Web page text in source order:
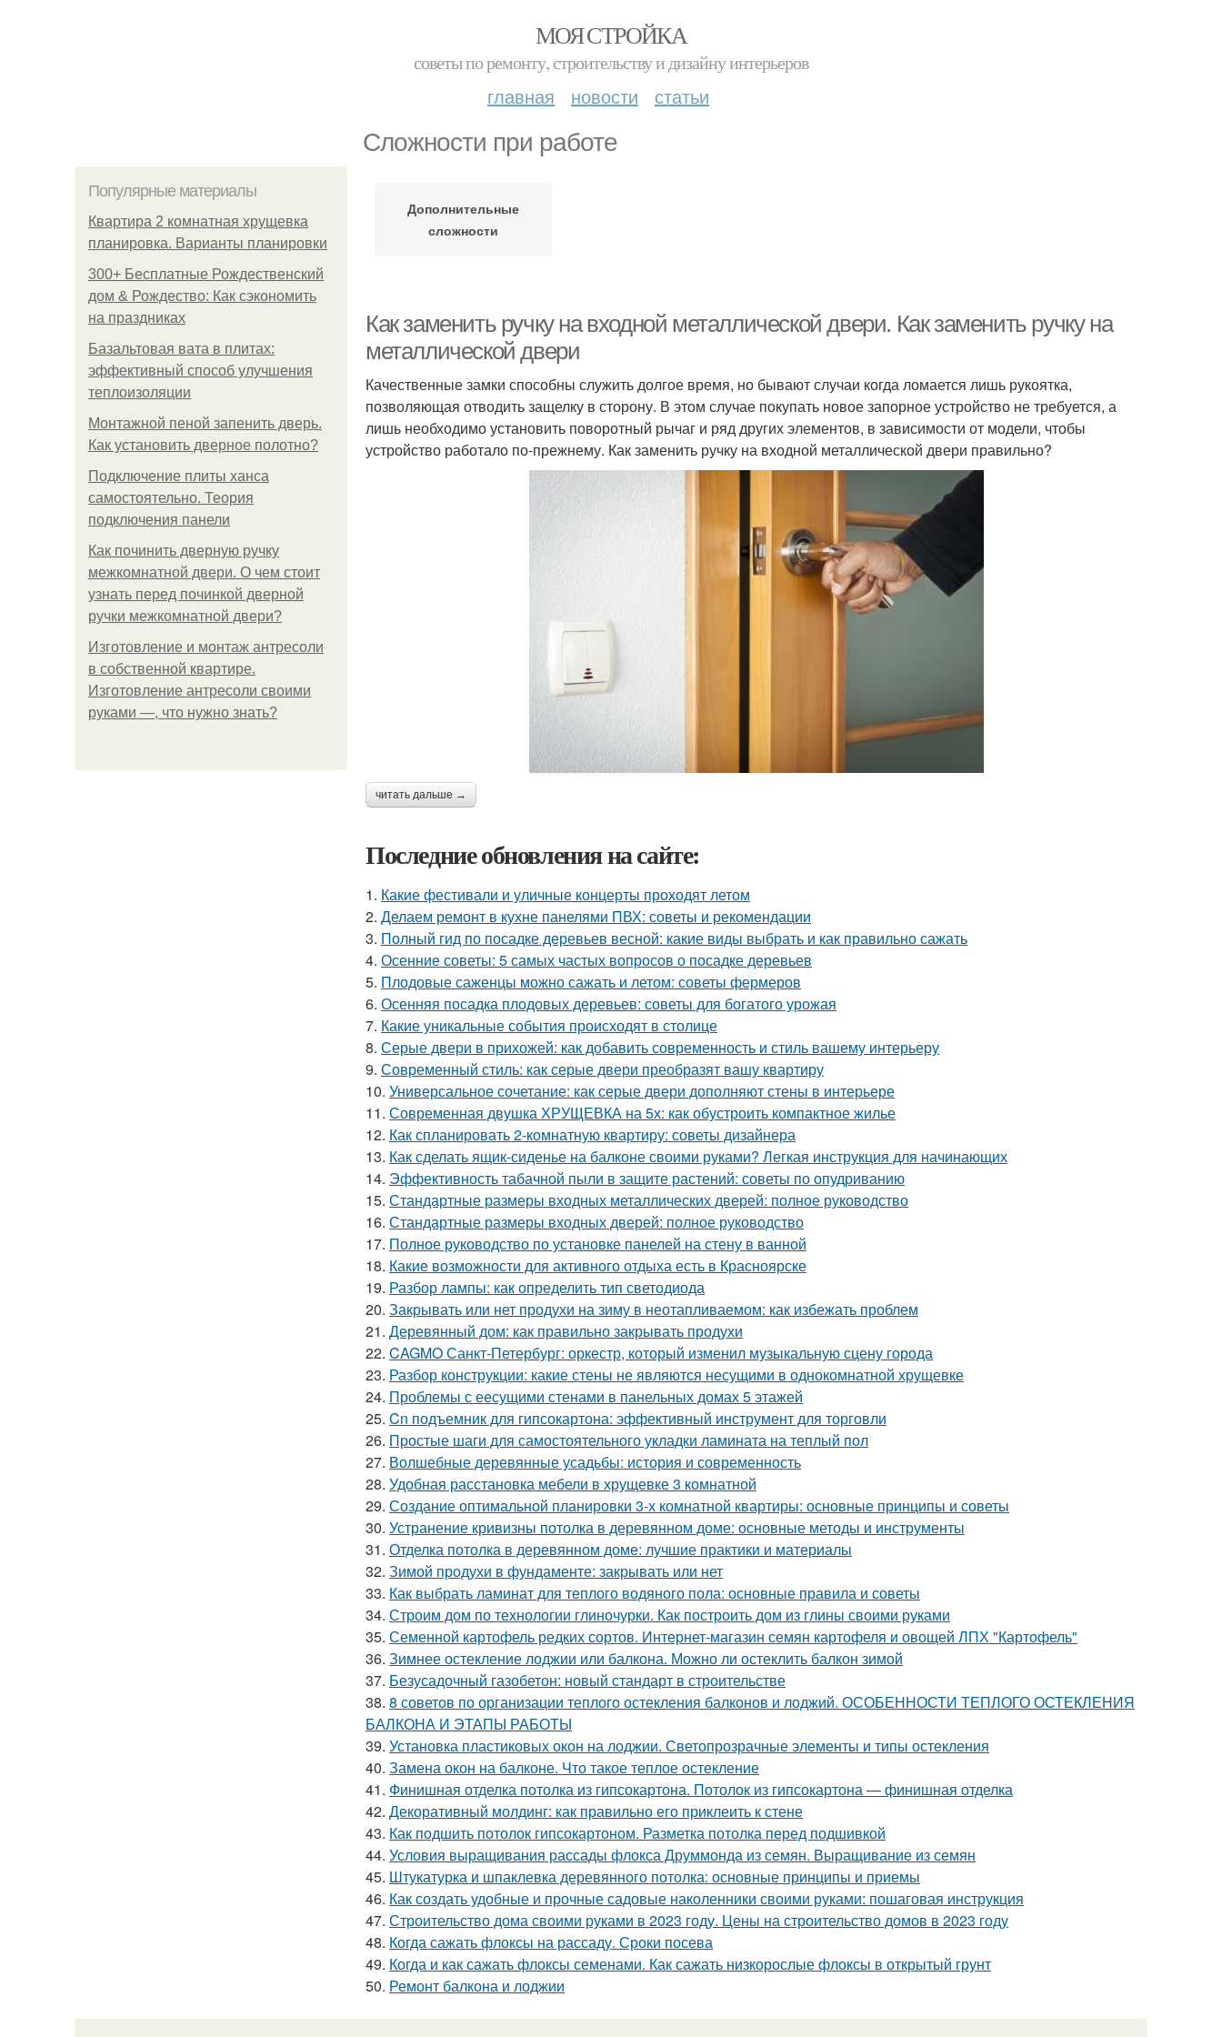
МОЯ СТРОЙКА
советы по ремонту, строительству и дизайну интерьеров
главная новости статьи
Сложности при работе
Популярные материалы
Квартира 2 комнатная хрущевка
планировка. Варианты планировки
300+ Бесплатные Рождественский
дом & Рождество: Как сэкономить
на праздниках
Базальтовая вата в плитах:
эффективный способ улучшения
теплоизоляции
Монтажной пеной запенить дверь.
Как установить дверное полотно?
Подключение плиты ханса
самостоятельно. Теория
подключения панели
Как починить дверную ручку
межкомнатной двери. О чем стоит
узнать перед починкой дверной
ручки межкомнатной двери?
Изготовление и монтаж антресоли
в собственной квартире.
Изготовление антресоли своими
руками —, что нужно знать?
Дополнительные
сложности
Как заменить ручку на входной металлической двери. Как заменить ручку на
металлической двери
Качественные замки способны служить долгое время, но бывают случаи когда ломается лишь рукоятка,
позволяющая отводить защелку в сторону. В этом случае покупать новое запорное устройство не требуется, а
лишь необходимо установить поворотный рычаг и ряд других элементов, в зависимости от модели, чтобы
устройство работало по-прежнему. Как заменить ручку на входной металлической двери правильно?
читать дальше →
Последние обновления на сайте:
1. Какие фестивали и уличные концерты проходят летом
2. Делаем ремонт в кухне панелями ПВХ: советы и рекомендации
3. Полный гид по посадке деревьев весной: какие виды выбрать и как правильно сажать
4. Осенние советы: 5 самых частых вопросов о посадке деревьев
5. Плодовые саженцы можно сажать и летом: советы фермеров
6. Осенняя посадка плодовых деревьев: советы для богатого урожая
7. Какие уникальные события происходят в столице
8. Серые двери в прихожей: как добавить современность и стиль вашему интерьеру
9. Современный стиль: как серые двери преобразят вашу квартиру
10. Универсальное сочетание: как серые двери дополняют стены в интерьере
11. Современная двушка ХРУЩЕВКА на 5х: как обустроить компактное жилье
12. Как спланировать 2-комнатную квартиру: советы дизайнера
13. Как сделать ящик-сиденье на балконе своими руками? Легкая инструкция для начинающих
14. Эффективность табачной пыли в защите растений: советы по опудриванию
15. Стандартные размеры входных металлических дверей: полное руководство
16. Стандартные размеры входных дверей: полное руководство
17. Полное руководство по установке панелей на стену в ванной
18. Какие возможности для активного отдыха есть в Красноярске
19. Разбор лампы: как определить тип светодиода
20. Закрывать или нет продухи на зиму в неотапливаемом: как избежать проблем
21. Деревянный дом: как правильно закрывать продухи
22. CAGMO Санкт-Петербург: оркестр, который изменил музыкальную сцену города
23. Разбор конструкции: какие стены не являются несущими в однокомнатной хрущевке
24. Проблемы с еесущими стенами в панельных домах 5 этажей
25. Cn подъемник для гипсокартона: эффективный инструмент для торговли
26. Простые шаги для самостоятельного укладки ламината на теплый пол
27. Волшебные деревянные усадьбы: история и современность
28. Удобная расстановка мебели в хрущевке 3 комнатной
29. Создание оптимальной планировки 3-х комнатной квартиры: основные принципы и советы
30. Устранение кривизны потолка в деревянном доме: основные методы и инструменты
31. Отделка потолка в деревянном доме: лучшие практики и материалы
32. Зимой продухи в фундаменте: закрывать или нет
33. Как выбрать ламинат для теплого водяного пола: основные правила и советы
34. Строим дом по технологии глиночурки. Как построить дом из глины своими руками
35. Семенной картофель редких сортов. Интернет-магазин семян картофеля и овощей ЛПХ "Картофель"
36. Зимнее остекление лоджии или балкона. Можно ли остеклить балкон зимой
37. Безусадочный газобетон: новый стандарт в строительстве
38. 8 советов по организации теплого остекления балконов и лоджий. ОСОБЕННОСТИ ТЕПЛОГО ОСТЕКЛЕНИЯ
БАЛКОНА И ЭТАПЫ РАБОТЫ
39. Установка пластиковых окон на лоджии. Светопрозрачные элементы и типы остекления
40. Замена окон на балконе. Что такое теплое остекление
41. Финишная отделка потолка из гипсокартона. Потолок из гипсокартона — финишная отделка
42. Декоративный молдинг: как правильно его приклеить к стене
43. Как подшить потолок гипсокартоном. Разметка потолка перед подшивкой
44. Условия выращивания рассады флокса Друммонда из семян. Выращивание из семян
45. Штукатурка и шпаклевка деревянного потолка: основные принципы и приемы
46. Как создать удобные и прочные садовые наколенники своими руками: пошаговая инструкция
47. Строительство дома своими руками в 2023 году. Цены на строительство домов в 2023 году
48. Когда сажать флоксы на рассаду. Сроки посева
49. Когда и как сажать флоксы семенами. Как сажать низкорослые флоксы в открытый грунт
50. Ремонт балкона и лоджии